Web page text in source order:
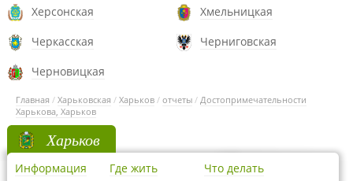
Херсонская
Хмельницкая
Черкасская
Черниговская
Черновицкая
Главная / Харьковская / Харьков / отчеты / Достопримечательности
Харькова, Харьков
Харьков
Информация Где жить Что делать